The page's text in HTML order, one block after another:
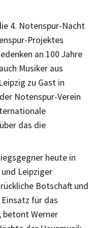
4. Notenspur-Nacht
Projektes
an 100 Jahre
Musiker aus
zu Gast in
Notenspur-Verein
das die
heute in
Leipziger
Botschaft und
für das
betont Werner